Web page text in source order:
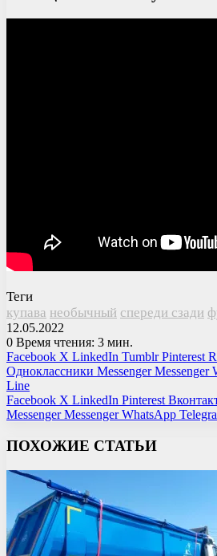
Теги
купава необычный спереди сзади
12.05.2022
0 Время чтения: 3 мин.
Facebook X LinkedIn Tumblr Pinterest
Одноклассники Messenger Messenger
Line
Facebook X LinkedIn Pinterest
Messenger Messenger WhatsApp
ПОХОЖИЕ СТАТЬИ